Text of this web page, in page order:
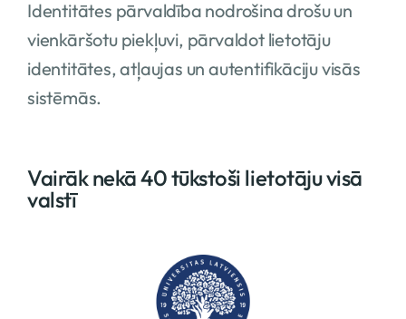
Identitātes pārvaldība nodrošina drošu un
vienkāršotu piekļuvi, pārvaldot lietotāju
identitātes, atļaujas un autentifikāciju visās
sistēmās.
Vairāk nekā 40 tūkstoši lietotāju visā
valstī